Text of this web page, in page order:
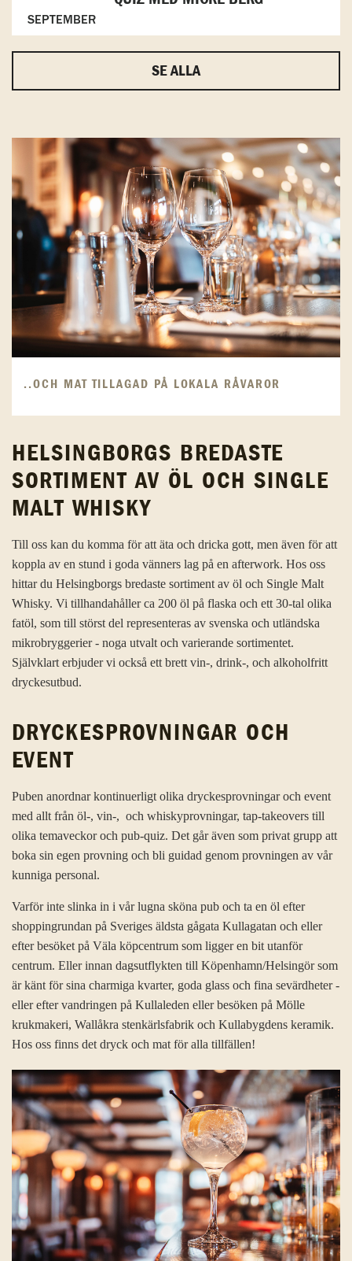
SEPTEMBER
SE ALLA
..OCH MAT TILLAGAD PÅ LOKALA RÅVAROR
HELSINGBORGS BREDASTE
SORTIMENT AV ÖL OCH SINGLE
MALT WHISKY
Till oss kan du komma för att äta och dricka gott, men även för att
koppla av en stund i goda vänners lag på en afterwork. Hos oss
hittar du Helsingborgs bredaste sortiment av öl och Single Malt
Whisky. Vi tillhandahåller ca 200 öl på flaska och ett 30-tal olika
fatöl, som till störst del representeras av svenska och utländska
mikrobryggerier - noga utvalt och varierande sortimentet.
Självklart erbjuder vi också ett brett vin-, drink-, och alkoholfritt
dryckesutbud.
DRYCKESPROVNINGAR OCH
EVENT
Puben anordnar kontinuerligt olika dryckesprovningar och event
med allt från öl-, vin-, och whiskyprovningar, tap-takeovers till
olika temaveckor och pub-quiz. Det går även som privat grupp att
boka sin egen provning och bli guidad genom provningen av vår
kunniga personal.
Varför inte slinka in i vår lugna sköna pub och ta en öl efter
shoppingrundan på Sveriges äldsta gågata Kullagatan och eller
efter besöket på Väla köpcentrum som ligger en bit utanför
centrum. Eller innan dagsutflykten till Köpenhamn/Helsingör som
är känt för sina charmiga kvarter, goda glass och fina sevärdheter -
eller efter vandringen på Kullaleden eller besöken på Mölle
krukmakeri, Wallåkra stenkärlsfabrik och Kullabygdens keramik.
Hos oss finns det dryck och mat för alla tillfällen!